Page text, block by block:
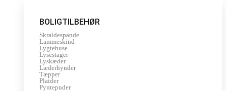
BOLIGTILBEHØR
Skraldespande
Lammeskind
Lygtehuse
Lysestager
Lyskæder
Læderhynder
Tæpper
Plaider
Pyntepuder